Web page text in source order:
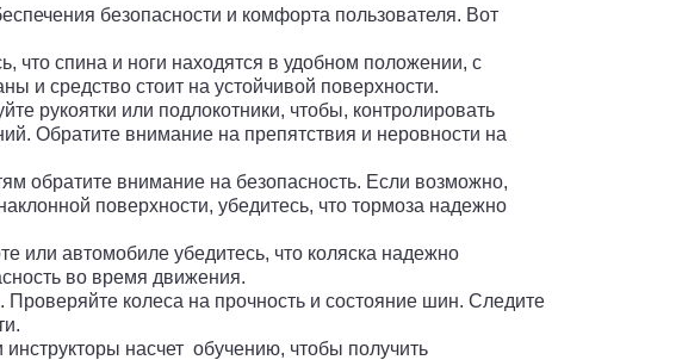
безопасности и комфорта пользователя. Вот
спина и ноги находятся в удобном положении, с
и средство стоит на устойчивой поверхности.
рукоятки или подлокотники, чтобы, контролировать
Обратите внимание на препятствия и неровности на
обратите внимание на безопасность. Если возможно,
поверхности, убедитесь, что тормоза надежно
автомобиле убедитесь, что коляска надежно
во время движения.
колеса на прочность и состояние шин. Следите
насчет обучению, чтобы получить